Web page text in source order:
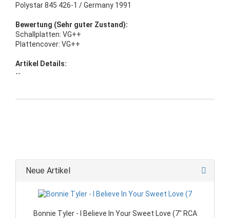
Polystar 845 426-1 / Germany 1991
Bewertung (Sehr guter Zustand):
Schallplatten: VG++
Plattencover: VG++
Artikel Details:
--
Neue Artikel
Bonnie Tyler - I Believe In Your Sweet Love (7" RCA